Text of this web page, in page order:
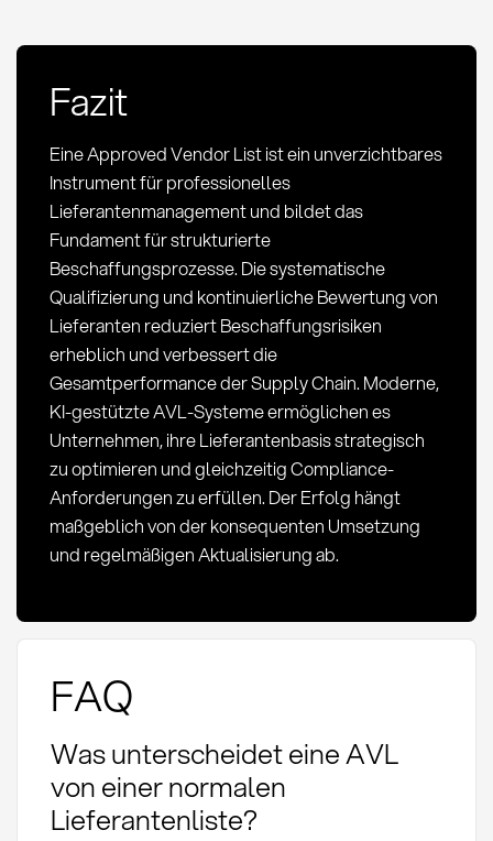
Fazit
Eine Approved Vendor List ist ein unverzichtbares
Instrument für professionelles
Lieferantenmanagement und bildet das
Fundament für strukturierte
Beschaffungsprozesse. Die systematische
Qualifizierung und kontinuierliche Bewertung von
Lieferanten reduziert Beschaffungsrisiken
erheblich und verbessert die
Gesamtperformance der Supply Chain. Moderne,
KI-gestützte AVL-Systeme ermöglichen es
Unternehmen, ihre Lieferantenbasis strategisch
zu optimieren und gleichzeitig Compliance-
Anforderungen zu erfüllen. Der Erfolg hängt
maßgeblich von der konsequenten Umsetzung
und regelmäßigen Aktualisierung ab.
FAQ
Was unterscheidet eine AVL
von einer normalen
Lieferantenliste?